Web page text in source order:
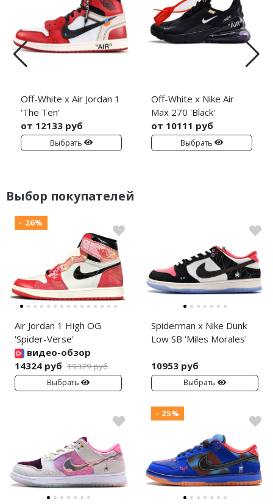
Off-White x Air Jordan 1
'The Ten'
от 12133 руб
Выбрать
Off-White x Nike Air
Max 270 'Black'
от 10111 руб
Выбрать
Выбор покупателей
- 26%
Air Jordan 1 High OG
'Spider-Verse'
видео-обзор
14324 руб 19379 руб
Выбрать
Spiderman x Nike Dunk
Low SB 'Miles Morales'
10953 руб
Выбрать
- 25%